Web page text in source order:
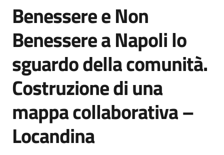
Benessere e Non
Benessere a Napoli lo
sguardo della comunità.
Costruzione di una
mappa collaborativa –
Locandina